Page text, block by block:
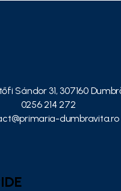
Sándor 31, 307160
0256 214 272
dumbravita.ro